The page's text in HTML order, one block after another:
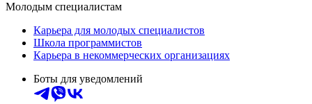
Молодым специалистам
Карьера для молодых специалистов
Школа программистов
Карьера в некоммерческих организациях
Боты для уведомлений